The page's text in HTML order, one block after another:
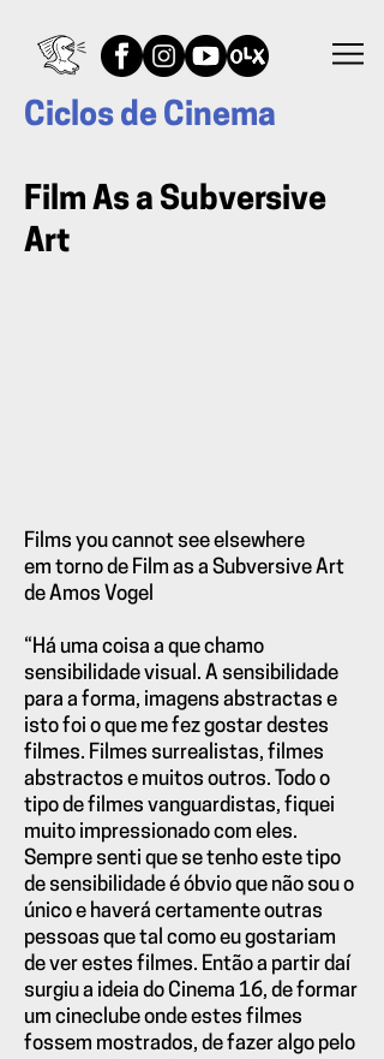
Ciclos de Cinema
Film As a Subversive
Art
Films you cannot see elsewhere
em torno de Film as a Subversive Art
de Amos Vogel
“Há uma coisa a que chamo
sensibilidade visual. A sensibilidade
para a forma, imagens abstractas e
isto foi o que me fez gostar destes
filmes. Filmes surrealistas, filmes
abstractos e muitos outros. Todo o
tipo de filmes vanguardistas, fiquei
muito impressionado com eles.
Sempre senti que se tenho este tipo
de sensibilidade é óbvio que não sou o
único e haverá certamente outras
pessoas que tal como eu gostariam
de ver estes filmes. Então a partir daí
surgiu a ideia do Cinema 16, de formar
um cineclube onde estes filmes
fossem mostrados, de fazer algo pelo